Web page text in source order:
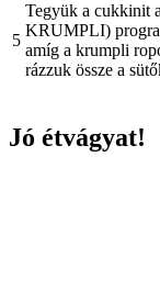
5
Tegyük a cukkinit
KRUMPLI)
amíg a krumpli
rázzuk össze a
Jó étvágyat!